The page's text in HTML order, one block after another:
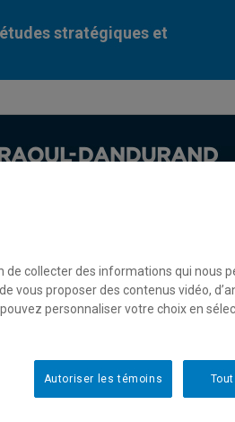
stratégiques et
de Trump
de collecter des informations qui nous
vous proposer des contenus vidéo,
personnaliser votre choix en
Autoriser les témoins